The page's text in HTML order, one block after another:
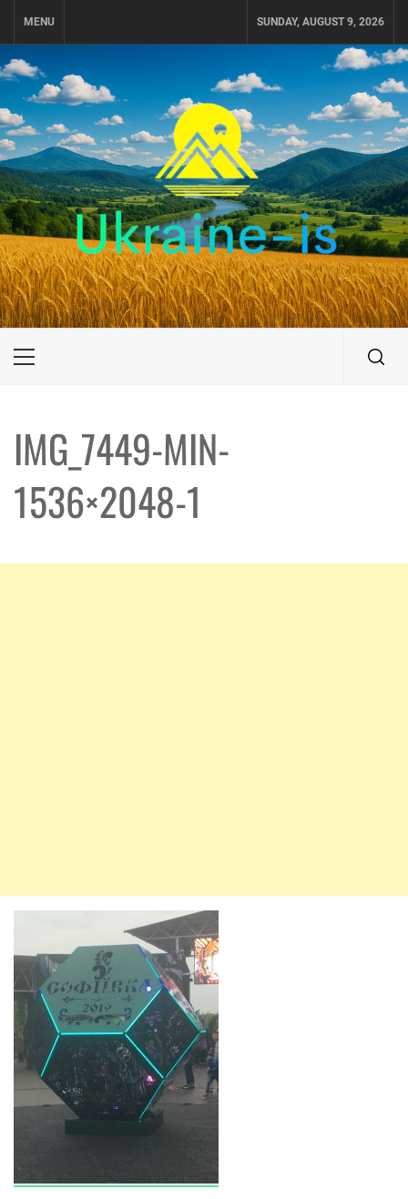
MENU SUNDAY, AUGUST 9, 2026
UKRAINE-IS
ПОДОРОЖI ПО УКРАЇНІ
Primary
IMG_7449-MIN-
1536×2048-1